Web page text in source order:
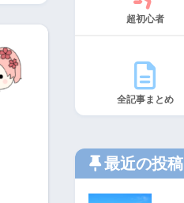
超初心者
全記事まとめ
最近の投稿